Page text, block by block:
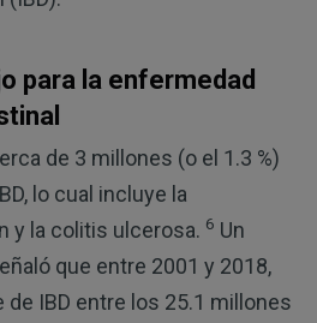
para la enfermedad
de 3 millones (o el 1.3 %)
lo cual incluye la
y la colitis ulcerosa. 6 Un
que entre 2001 y 2018,
de IBD entre los 25.1 millones